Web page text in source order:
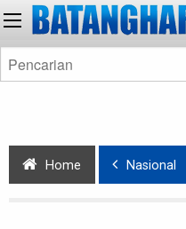
Home Nasional